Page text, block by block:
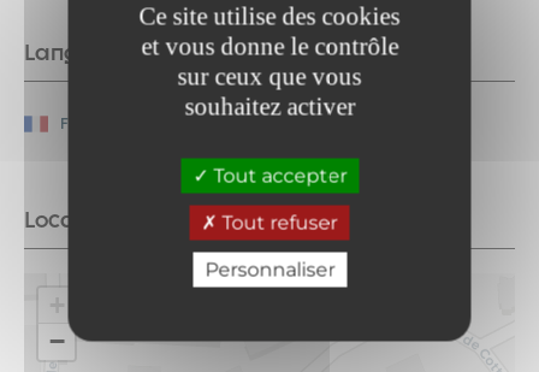
Ce site utilise des cookies
et vous donne le contrôle
sur ceux que vous
souhaitez activer
Tout accepter
Tout refuser
Personnaliser
Langues parlées
Français
Localisation
+
−